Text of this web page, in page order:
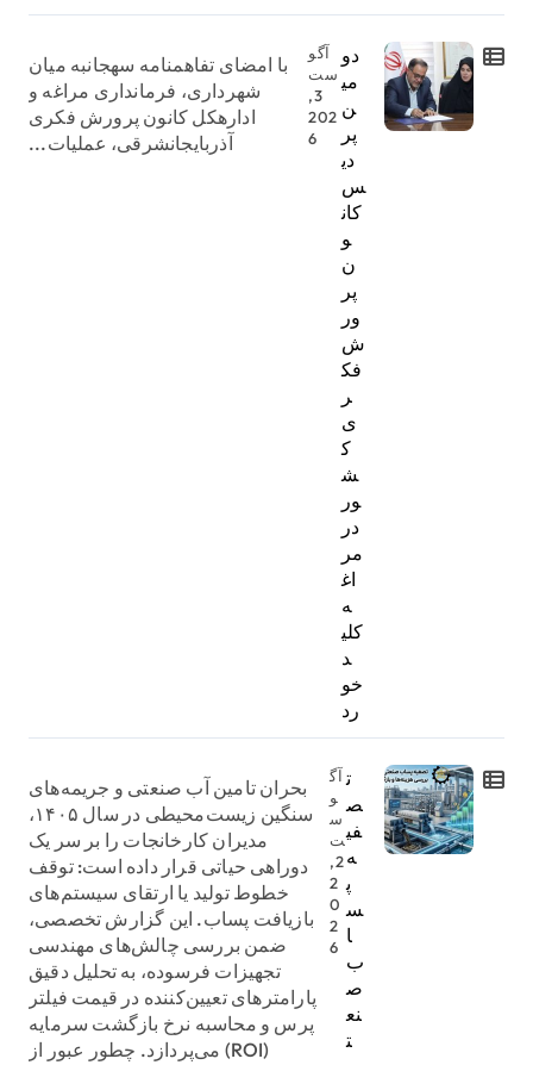
دو
می
ن
پر
دی
س
کان
و
ن
پر
ور
ش
فک
ر
ی
ک
ش
ور
در
مر
اغ
ه
کلی
د
خو
رد
آگو
ست
3,
202
6
با امضای تفاهمنامه سهجانبه میان
شهرداری، فرمانداری مراغه و
ادارهکل کانون پرورش فکری
آذربایجانشرقی، عملیات...
ت
ص
فی
ه
پ
س
ا
ب
ص
نع
ت
آگ
و
س
ت
2,
2
0
2
6
بحران تامین آب صنعتی و جریمه‌های
سنگین زیست‌محیطی در سال ۱۴۰۵،
مدیران کارخانجات را بر سر یک
دوراهی حیاتی قرار داده است: توقف
خطوط تولید یا ارتقای سیستم‌های
بازیافت پساب. این گزارش تخصصی،
ضمن بررسی چالش‌های مهندسی
تجهیزات فرسوده، به تحلیل دقیق
پارامترهای تعیین‌کننده در قیمت فیلتر
پرس و محاسبه نرخ بازگشت سرمایه
(ROI) می‌پردازد. چطور عبور از